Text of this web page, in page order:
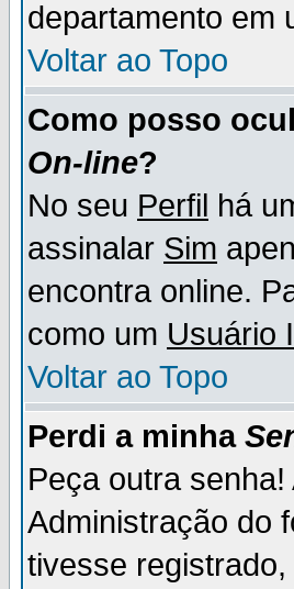
departamento em
Voltar ao Topo
Como posso
On-line?
No seu Perfil há
assinalar Sim
encontra online.
como um Usuário
Voltar ao Topo
Perdi a minha
Peça outra
Administração do
tivesse